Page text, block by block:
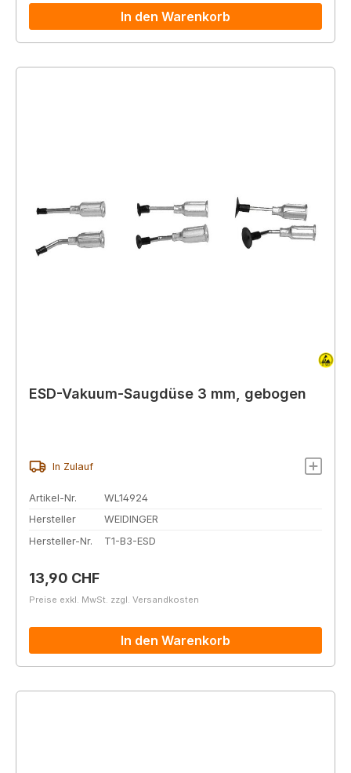
In den Warenkorb
ESD-Vakuum-Saugdüse 3 mm, gebogen
In Zulauf
Artikel-Nr.
WL14924
Hersteller
WEIDINGER
Hersteller-Nr.
T1-B3-ESD
Regulärer Preis:
13,90 CHF
Preise exkl. MwSt. zzgl. Versandkosten
In den Warenkorb